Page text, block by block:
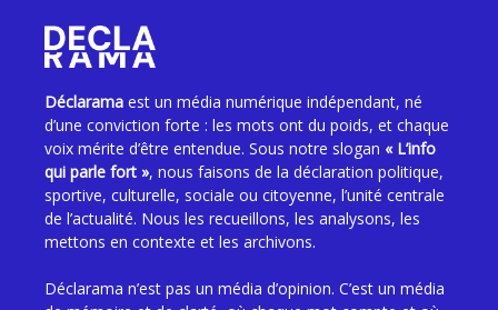
Déclarama est un média numérique indépendant, né
d’une conviction forte : les mots ont du poids, et chaque
voix mérite d’être entendue. Sous notre slogan « L’info
qui parle fort », nous faisons de la déclaration politique,
sportive, culturelle, sociale ou citoyenne, l’unité centrale
de l’actualité. Nous les recueillons, les analysons, les
mettons en contexte et les archivons.
Déclarama n’est pas un média d’opinion. C’est un média